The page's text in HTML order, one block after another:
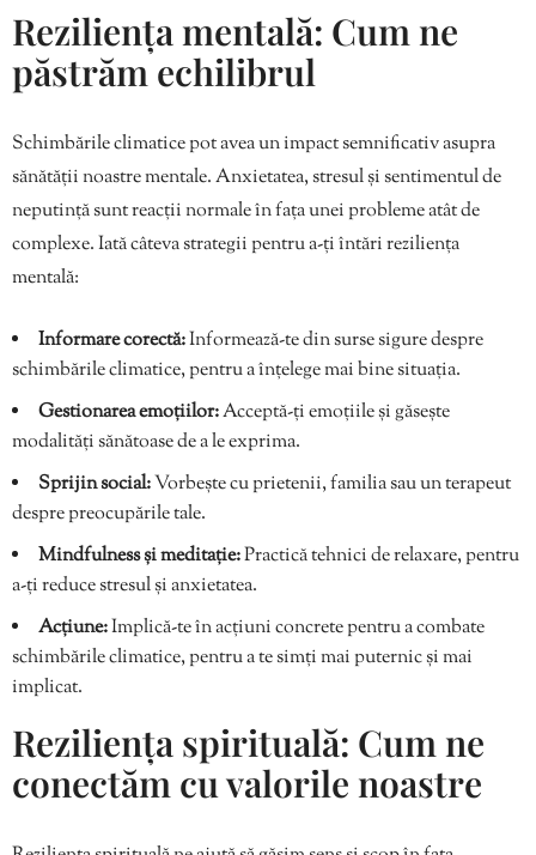
Reziliența mentală: Cum ne
păstrăm echilibrul
Schimbările climatice pot avea un impact semnificativ asupra
sănătății noastre mentale. Anxietatea, stresul și sentimentul de
neputință sunt reacții normale în fața unei probleme atât de
complexe. Iată câteva strategii pentru a-ți întări reziliența
mentală:
Informare corectă:Informează-te din surse sigure despre
schimbările climatice, pentru a înțelege mai bine situația.
Gestionarea emoțiilor:Acceptă-ți emoțiile și găsește
modalități sănătoase de a le exprima.
Sprijin social:Vorbește cu prietenii, familia sau un terapeut
despre preocupările tale.
Mindfulness și meditație:Practică tehnici de relaxare, pentru
a-ți reduce stresul și anxietatea.
Acțiune:Implică-te în acțiuni concrete pentru a combate
schimbările climatice, pentru a te simți mai puternic și mai
implicat.
Reziliența spirituală: Cum ne
conectăm cu valorile noastre